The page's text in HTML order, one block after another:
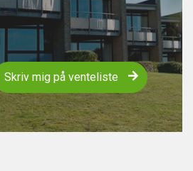
Skriv mig på venteliste